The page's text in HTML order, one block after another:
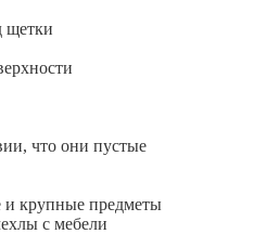
щетки
что они пустые
и крупные предметы
с мебели